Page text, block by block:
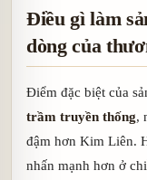
Điều gì làm
dòng của
Điểm đặc biệt của
trầm truyền thống,
đậm hơn Kim Liên.
nhấn mạnh hơn ở